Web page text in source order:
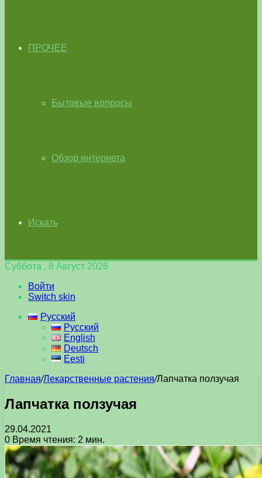
ПРОЧЕЕ
Бытовые вопросы
Обзор интернета
Искать
Суббота , 8 Август 2026
Войти
Switch skin
Русский
Русский
English
Deutsch
Eesti
Главная/Лекарственные растения/Лапчатка ползучая
Лапчатка ползучая
29.04.2021
0 Время чтения: 2 мин.